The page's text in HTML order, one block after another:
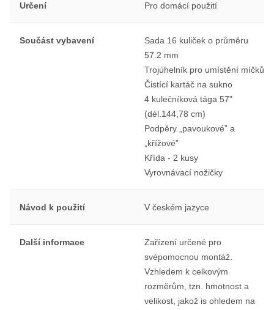
Určení Pro domácí použití
Součást vybavení
Sada 16 kuliček o průměru
57.2 mm
Trojúhelník pro umístění míčků
Čistící kartáč na sukno
4 kulečníková tága 57"
(dél.144,78 cm)
Podpěry „pavoukové” a
„křížové”
Křída - 2 kusy
Vyrovnávací nožičky
Návod k použití V českém jazyce
Další informace
Zařízení určené pro
svépomocnou montáž.
Vzhledem k celkovým
rozměrům, tzn. hmotnost a
velikost, jakož is ohledem na